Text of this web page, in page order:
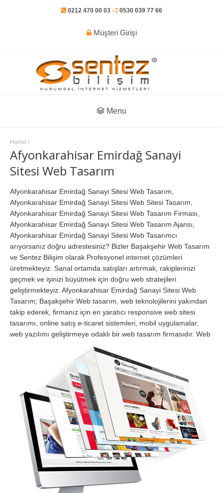
0212 470 00 03- 0530 039 77 66
Müşteri Girişi
Menu
Home /
Afyonkarahisar Emirdağ Sanayi
Sitesi Web Tasarım
Afyonkarahisar Emirdağ Sanayi Sitesi Web Tasarım,
Afyonkarahisar Emirdağ Sanayi Sitesi Web Sitesi Tasarım,
Afyonkarahisar Emirdağ Sanayi Sitesi Web Tasarım Firması,
Afyonkarahisar Emirdağ Sanayi Sitesi Web Tasarım Ajansı,
Afyonkarahisar Emirdağ Sanayi Sitesi Web Tasarımcı
arıyorsanız doğru adrestesiniz? Bizler Başakşehir Web Tasarım
ve Sentez Bilişim olarak Profesyonel internet çözümleri
üretmekteyiz. Sanal ortamda satışları artırmak, rakiplerinizi
geçmek ve işinizi büyütmek için doğru web stratejileri
geliştirmekteyiz. Afyonkarahisar Emirdağ Sanayi Sitesi Web
Tasarım; Başakşehir Web tasarım, web teknolojilerini yakından
takip ederek, firmanız için en yaratıcı responsive web sitesi
tasarımı, online satış e-ticaret sistemleri, mobil uygulamalar,
web yazılımı geliştirmeye odaklı bir web tasarım firmasıdır. Web